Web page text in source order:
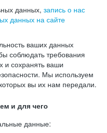
данных, запись о нас
данных на сайте
ваших данных
соблюдать требования
и сохранять ваши
Мы используем
вы их нам передали.
и для чего
данные: